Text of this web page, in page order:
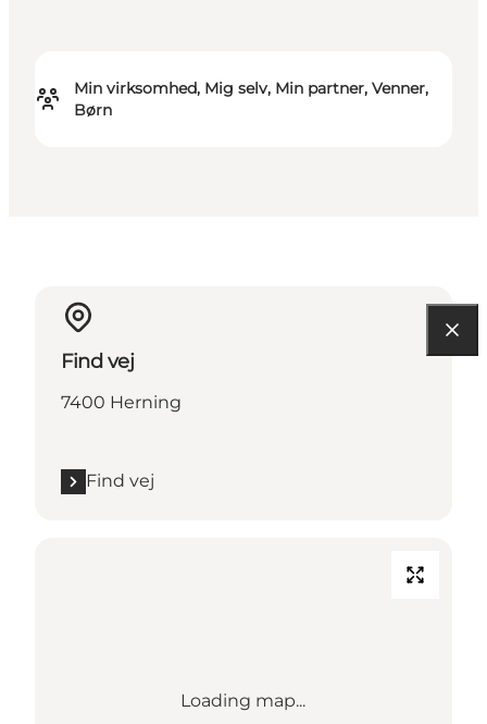
Min virksomhed, Mig selv, Min partner, Venner,
Børn
Find vej
7400 Herning
Find vej
Loading map...